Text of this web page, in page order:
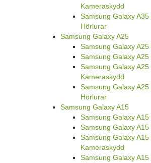
Kameraskydd
Samsung Galaxy
Hörlurar
Samsung Galaxy A25
Samsung Galaxy
Samsung Galaxy A25
Samsung Galaxy
Kameraskydd
Samsung Galaxy
Hörlurar
Samsung Galaxy A15
Samsung Galaxy
Samsung Galaxy A15
Samsung Galaxy
Kameraskydd
Samsung Galaxy